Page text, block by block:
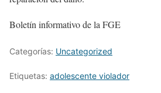
Boletín informativo de la FGE
Categorías: Uncategorized
Etiquetas: adolescente violador